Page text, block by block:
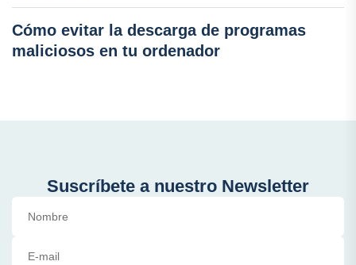
Cómo evitar la descarga de programas
maliciosos en tu ordenador
Suscríbete a nuestro Newsletter